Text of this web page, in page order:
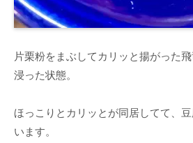
片栗粉をまぶしてカリッと揚がった
浸った状態。
ほっこりとカリッとが同居してて、
います。